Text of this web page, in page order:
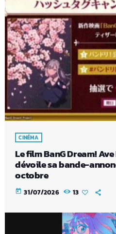
CINÉMA
Le film BanG Dream!
dévoile sa bande-
octobre
today 31/07/2026 13